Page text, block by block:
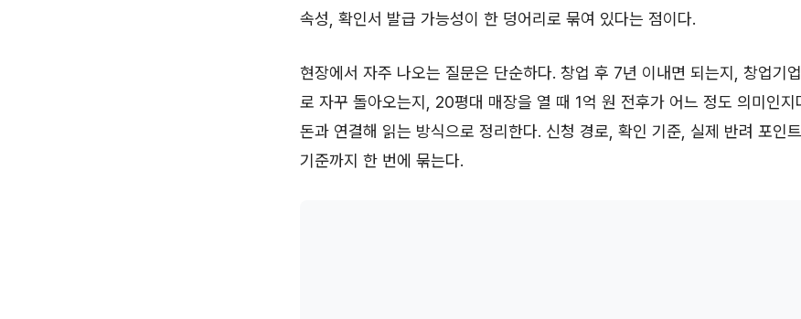
속성, 확인서 발급 가능성이 한 덩어리로 묶여 있다는 점이다.
현장에서 자주 나오는 질문은 단순하다. 창업 후 7년 이내면 되는지, 창업기
로 자꾸 돌아오는지, 20평대 매장을 열 때 1억 원 전후가 어느 정도 의미인지
돈과 연결해 읽는 방식으로 정리한다. 신청 경로, 확인 기준, 실제 반려 포인
기준까지 한 번에 묶는다.